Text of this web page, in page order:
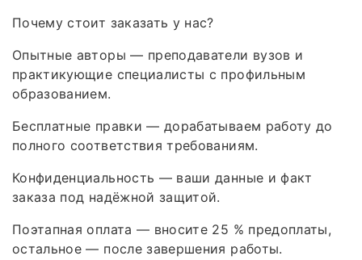
Почему стоит заказать у нас?
Опытные авторы — преподаватели вузов и
практикующие специалисты с профильным
образованием.
Бесплатные правки — дорабатываем работу до
полного соответствия требованиям.
Конфиденциальность — ваши данные и факт
заказа под надёжной защитой.
Поэтапная оплата — вносите 25 % предоплаты,
остальное — после завершения работы.